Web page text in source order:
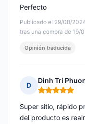
Publicado el 29/08/
tras una compra de 19/
Perfecto
Opinión traducida
D
Dinh Tri
Nota: 5 de 5
Super sitio, rápido
del producto es